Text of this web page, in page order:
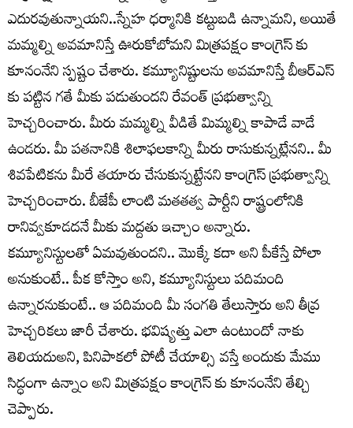
ఎదురవుతున్నాయని..స్నేహ ధర్మానికి కట్టుబడి ఉన్నామని, అయితే
మమ్మల్ని అవమానిస్తే ఊరుకోబోమని మిత్రపక్షం కాంగ్రెస్ కు
కూనంనేని స్పష్టం చేశారు. కమ్యూనిష్టులను అవమానిస్తే బీఆర్ఎస్
కు పట్టిన గతే మీకు పడుతుందని రేవంత్ ప్రభుత్వాన్ని
హెచ్చరించారు. మీరు మమ్మల్ని వీడితే మిమ్మల్ని కాపాడే వాడే
ఉండరు. మీ పతనానికి శిలాఫలకాన్ని మీరు రాసుకున్నట్లేనని.. మీ
శివపేటికను మీరే తయారు చేసుకున్నట్టేనని కాంగ్రెస్ ప్రభుత్వాన్ని
హెచ్చరించారు. బీజేపీ లాంటి మతతత్వ పార్టీని రాష్ట్రంలోనికి
రానివ్వకూడదనే మీకు మద్దతు ఇచ్చాం అన్నారు.
కమ్యూనిస్టులతో ఏమవుతుందని.. మొక్కే కదా అని పీకేస్తే పోలా
అనుకుంటే.. పీక కోస్తాం అని, కమ్యూనిస్టులు పదిమంది
ఉన్నారనుకుంటే.. ఆ పదిమంది మీ సంగతి తేలుస్తారు అని తీవ్ర
హెచ్చరికలు జారీ చేశారు. భవిష్యత్తు ఎలా ఉంటుందో నాకు
తెలియదుఅని, పినిపాకలో పోటీ చేయాల్సి వస్తే అందుకు మేము
సిద్ధంగా ఉన్నాం అని మిత్రపక్షం కాంగ్రెస్ కు కూనంనేని తేల్చి
చెప్పారు.